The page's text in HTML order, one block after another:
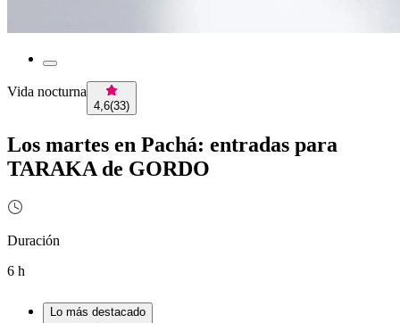
Vida nocturna
4,6(33)
Los martes en Pachá: entradas para
TARAKA de GORDO
Duración
6 h
Lo más destacado